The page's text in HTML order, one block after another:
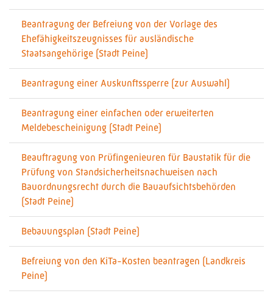
Beantragung der Befreiung von der Vorlage des
Ehefähigkeitszeugnisses für ausländische
Staatsangehörige (Stadt Peine)
Beantragung einer Auskunftssperre (zur Auswahl)
Beantragung einer einfachen oder erweiterten
Meldebescheinigung (Stadt Peine)
Beauftragung von Prüfingenieuren für Baustatik für die
Prüfung von Standsicherheitsnachweisen nach
Bauordnungsrecht durch die Bauaufsichtsbehörden
(Stadt Peine)
Bebauungsplan (Stadt Peine)
Befreiung von den KiTa-Kosten beantragen (Landkreis
Peine)